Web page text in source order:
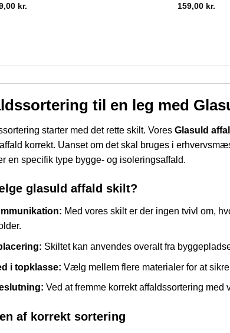
kr.
159,00 kr.
til en leg med
starter med det rette skilt. Vores Glasuld
korrekt. Uanset om det skal bruges i
en specifik type bygge- og isoleringsaffald.
glasuld affald skilt?
Med vores skilt er der ingen tvivl om,
Skiltet kan anvendes overalt fra
i topklasse: Vælg mellem flere materialer for at
Ved at fremme korrekt affaldssortering
af korrekt sortering